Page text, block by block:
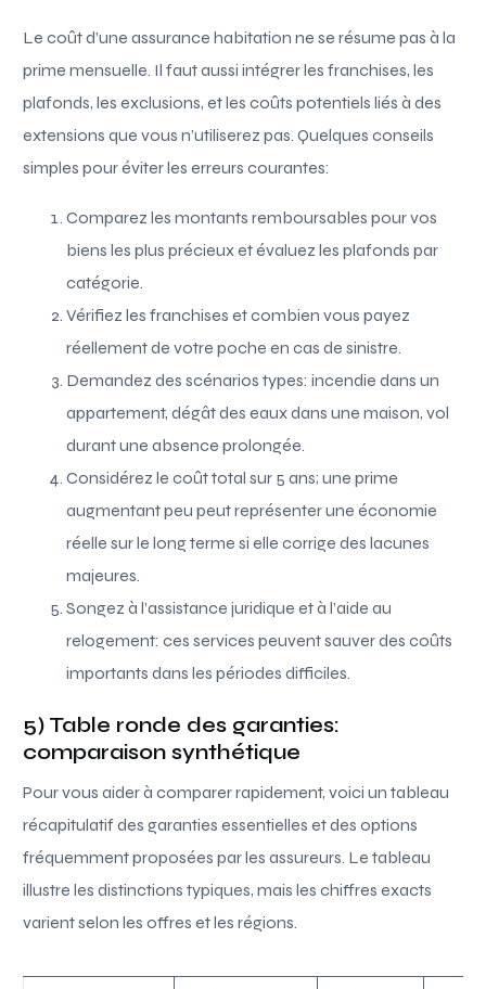
Le coût d’une assurance habitation ne se résume pas à la
prime mensuelle. Il faut aussi intégrer les franchises, les
plafonds, les exclusions, et les coûts potentiels liés à des
extensions que vous n’utiliserez pas. Quelques conseils
simples pour éviter les erreurs courantes:
Comparez les montants remboursables pour vos
biens les plus précieux et évaluez les plafonds par
catégorie.
Vérifiez les franchises et combien vous payez
réellement de votre poche en cas de sinistre.
Demandez des scénarios types: incendie dans un
appartement, dégât des eaux dans une maison, vol
durant une absence prolongée.
Considérez le coût total sur 5 ans; une prime
augmentant peu peut représenter une économie
réelle sur le long terme si elle corrige des lacunes
majeures.
Songez à l’assistance juridique et à l’aide au
relogement: ces services peuvent sauver des coûts
importants dans les périodes difficiles.
5) Table ronde des garanties:
comparaison synthétique
Pour vous aider à comparer rapidement, voici un tableau
récapitulatif des garanties essentielles et des options
fréquemment proposées par les assureurs. Le tableau
illustre les distinctions typiques, mais les chiffres exacts
varient selon les offres et les régions.